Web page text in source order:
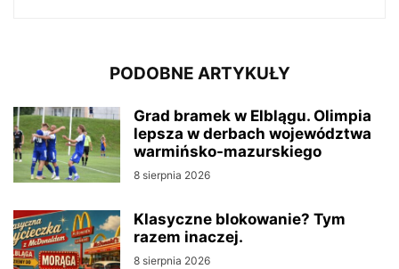
PODOBNE ARTYKUŁY
Grad bramek w Elblągu. Olimpia
lepsza w derbach województwa
warmińsko-mazurskiego
8 sierpnia 2026
Klasyczne blokowanie? Tym
razem inaczej.
8 sierpnia 2026